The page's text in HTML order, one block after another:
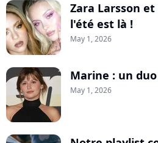
Zara Larsson
l'été est là !
May 1, 2026
Marine : un
May 1, 2026